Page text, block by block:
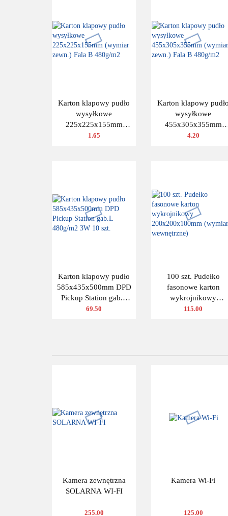
Karton klapowy pudło
wysyłkowe
225x225x155mm
(wymiar zewn.) Fala B
1.65
Karton klapowy pudło
wysyłkowe
455x305x355mm
(wymiar zewn.) Fala B
4.20
Karton klapowy pudło
585x435x500mm DPD
Pickup Station gab.L
480g/m2 3W 10 szt.
69.50
100 szt. Pudełko
fasonowe karton
wykrojnikowy
200x200x100mm
115.00
Kamera zewnętrzna
SOLARNA WI-FI
255.00
Kamera Wi-Fi
125.00